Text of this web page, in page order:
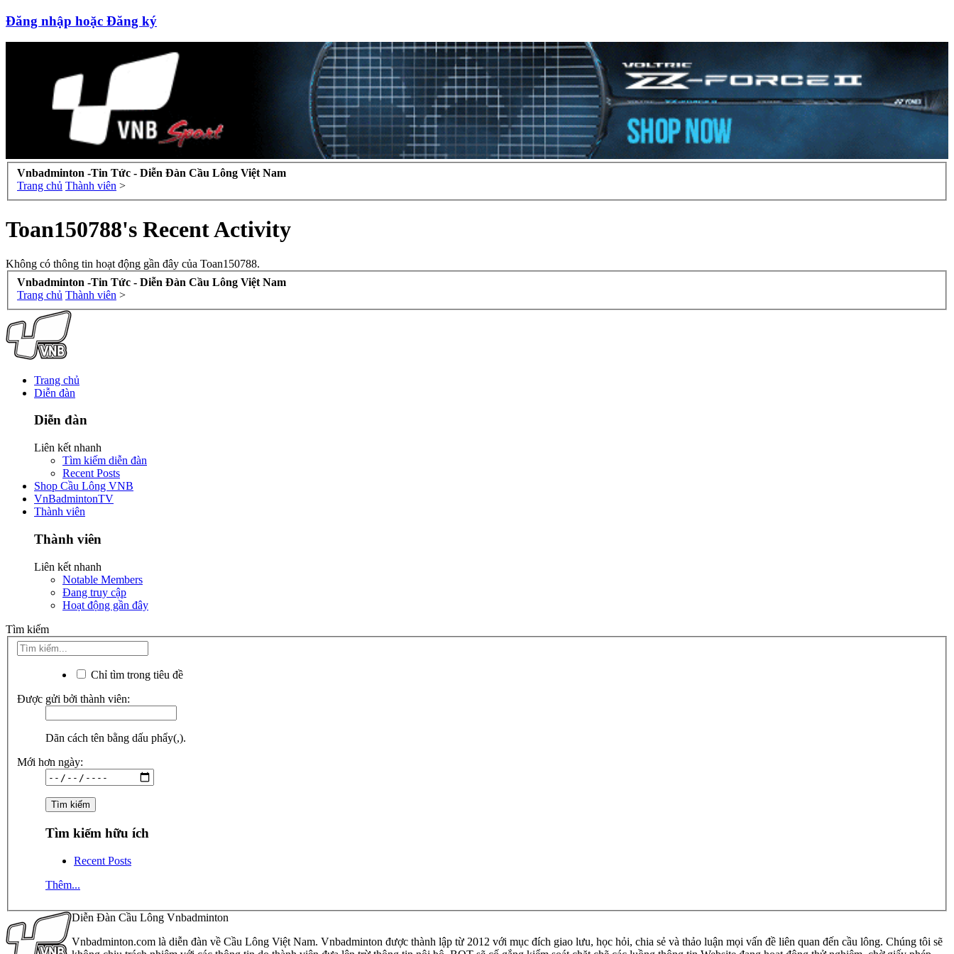
Đăng nhập hoặc Đăng ký
Vnbadminton -Tin Tức - Diễn Đàn Cầu Lông Việt Nam
Trang chủ Thành viên >
Toan150788's Recent Activity
Không có thông tin hoạt động gần đây của Toan150788.
Vnbadminton -Tin Tức - Diễn Đàn Cầu Lông Việt Nam
Trang chủ Thành viên >
Trang chủ
Diễn đàn
Diễn đàn
Liên kết nhanh
Tìm kiếm diễn đàn
Recent Posts
Shop Cầu Lông VNB
VnBadmintonTV
Thành viên
Thành viên
Liên kết nhanh
Notable Members
Đang truy cập
Hoạt động gần đây
Tìm kiếm
Chỉ tìm trong tiêu đề
Được gửi bởi thành viên:
Dãn cách tên bằng dấu phẩy(,).
Mới hơn ngày:
Tìm kiếm hữu ích
Recent Posts
Thêm...
Diễn Đàn Cầu Lông Vnbadminton
Vnbadminton.com là diễn đàn về Cầu Lông Việt Nam. Vnbadminton được thành lập từ 2012 với mục đích giao lưu, học hỏi, chia sẻ và thảo luận mọi vấn đề liên quan đến cầu lông. Chúng tôi sẽ